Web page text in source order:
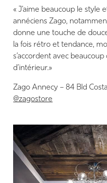
« J’aime beaucoup le style
annéciens Zago,
donne une touche de
la fois rétro et tendance,
s’accordent avec
d’intérieur.»
Zago Annecy – 84 Bld
@zagostore